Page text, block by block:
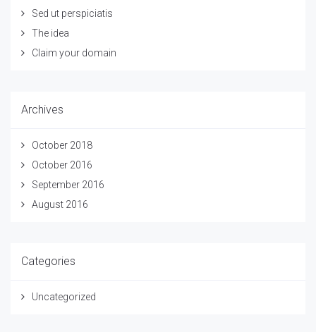
Sed ut perspiciatis
The idea
Claim your domain
Archives
October 2018
October 2016
September 2016
August 2016
Categories
Uncategorized